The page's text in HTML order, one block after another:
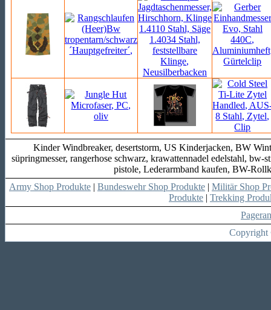
Kinder Windbreaker, desertstorm, US Kinderjacken, BW
süpringmesser, rangerhose schwarz, krawattennadel edelstahl,
pistole, Lederarmband kaufen, BW-
Army Shop Produkte | Bundeswehr Shop Produkte | Militär Shop
Produkte | Trekking